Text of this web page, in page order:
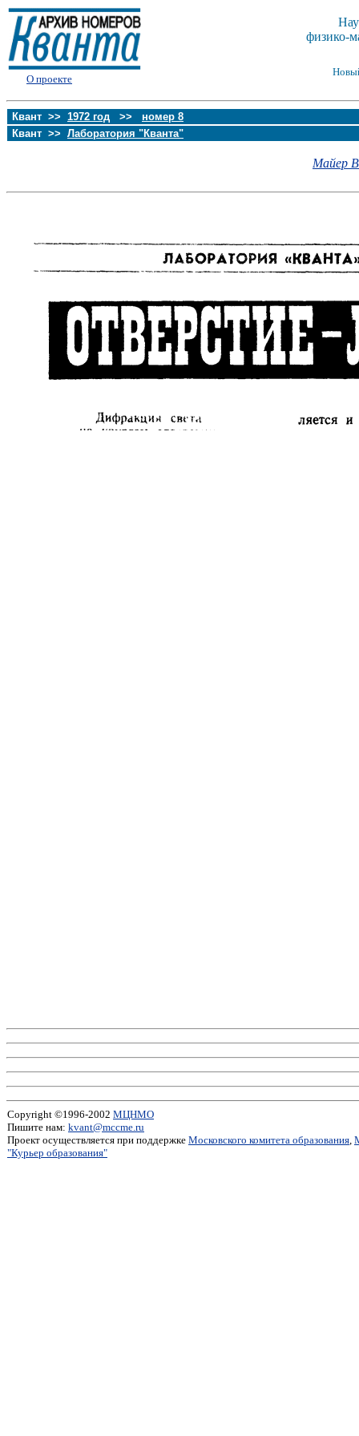
О проекте
физико-
Квант >> 1972 год >> номер 8
Квант >> Лаборатория "Кванта"
Майер
Copyright ©1996-2002 МЦНМО
Пишите нам: kvant@mccme.ru
Проект осуществляется при поддержке Московского комитета образования,
"Курьер образования"